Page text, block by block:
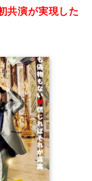
共演が実現した